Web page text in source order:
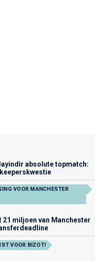
absolute topmatch:
VOOR MANCHESTER
21 miljoen van Manchester
VOOR BIZOT!